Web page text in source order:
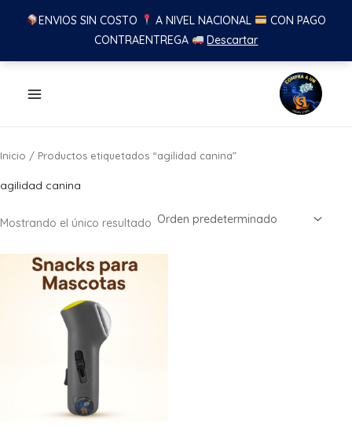
ENVIOS SIN COSTO A NIVEL NACIONAL
CON PAGO
CONTRAENTREGA
Descartar
Inicio / Productos etiquetados “agilidad canina”
agilidad canina
Mostrando el único resultado